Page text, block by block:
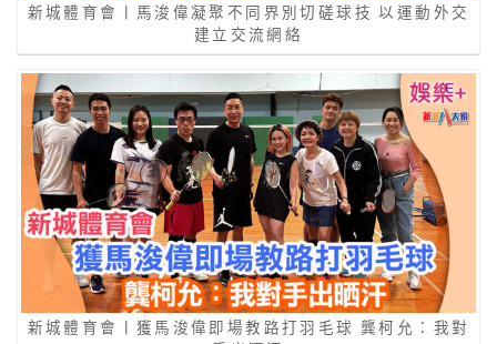
新城體育會丨馬浚偉凝聚不同界別切磋球技 以運動外交
建立交流網絡
新城體育會丨獲馬浚偉即場教路打羽毛球 龔柯允：我對